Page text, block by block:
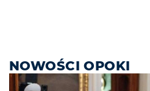
NOWOŚCI OPOKI